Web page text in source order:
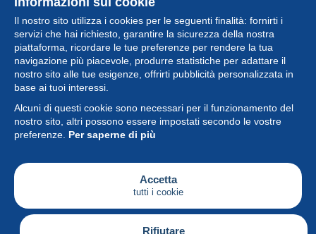
Il nostro sito utilizza i cookies per le seguenti finalità: fornirti i
servizi che hai richiesto, garantire la sicurezza della nostra
piattaforma, ricordare le tue preferenze per rendere la tua
navigazione più piacevole, produrre statistiche per adattare il
nostro sito alle tue esigenze, offrirti pubblicità personalizzata in
base ai tuoi interessi.
Alcuni di questi cookie sono necessari per il funzionamento del
nostro sito, altri possono essere impostati secondo le vostre
preferenze. Per saperne di più
Accetta
tutti i cookie
Rifiutare
Collezione
Novità
Funzione
Società
Servizi
Sta scrivendo